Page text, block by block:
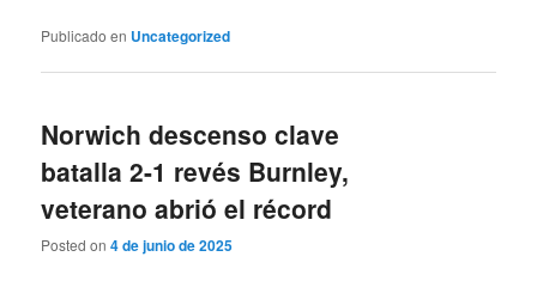
Publicado en Uncategorized
Norwich descenso clave
batalla 2-1 revés Burnley,
veterano abrió el récord
Posted on4 de junio de 2025